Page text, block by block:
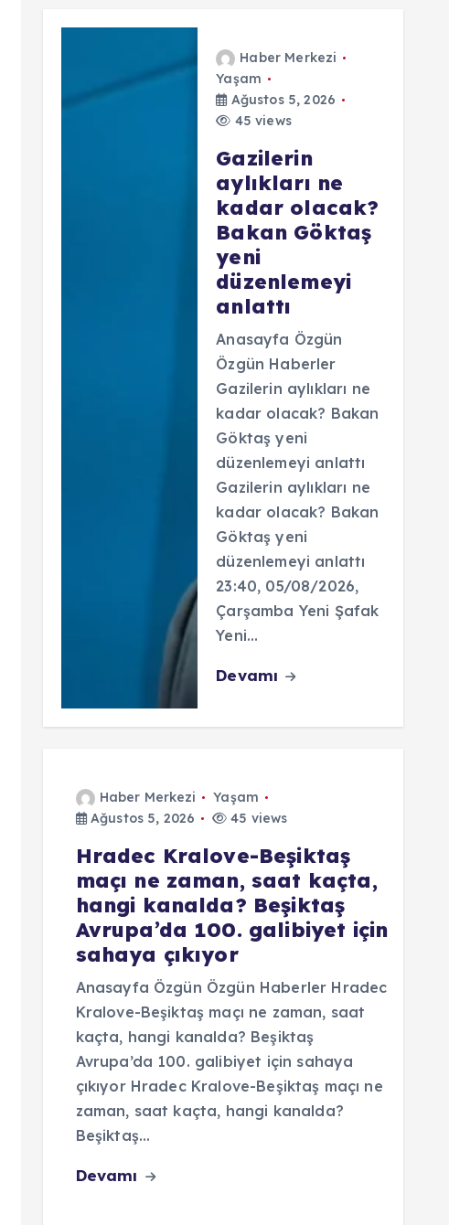
Haber Merkezi
Yaşam
Ağustos 5, 2026
45 views
Gazilerin
aylıkları ne
kadar olacak?
Bakan Göktaş
yeni
düzenlemeyi
anlattı
Anasayfa Özgün
Özgün Haberler
Gazilerin aylıkları ne
kadar olacak? Bakan
Göktaş yeni
düzenlemeyi anlattı
Gazilerin aylıkları ne
kadar olacak? Bakan
Göktaş yeni
düzenlemeyi anlattı
23:40, 05/08/2026,
Çarşamba Yeni Şafak
Yeni…
Devamı
Haber Merkezi
Yaşam
Ağustos 5, 2026
45 views
Hradec Kralove-Beşiktaş
maçı ne zaman, saat kaçta,
hangi kanalda? Beşiktaş
Avrupa’da 100. galibiyet için
sahaya çıkıyor
Anasayfa Özgün Özgün Haberler Hradec
Kralove-Beşiktaş maçı ne zaman, saat
kaçta, hangi kanalda? Beşiktaş
Avrupa’da 100. galibiyet için sahaya
çıkıyor Hradec Kralove-Beşiktaş maçı ne
zaman, saat kaçta, hangi kanalda?
Beşiktaş…
Devamı